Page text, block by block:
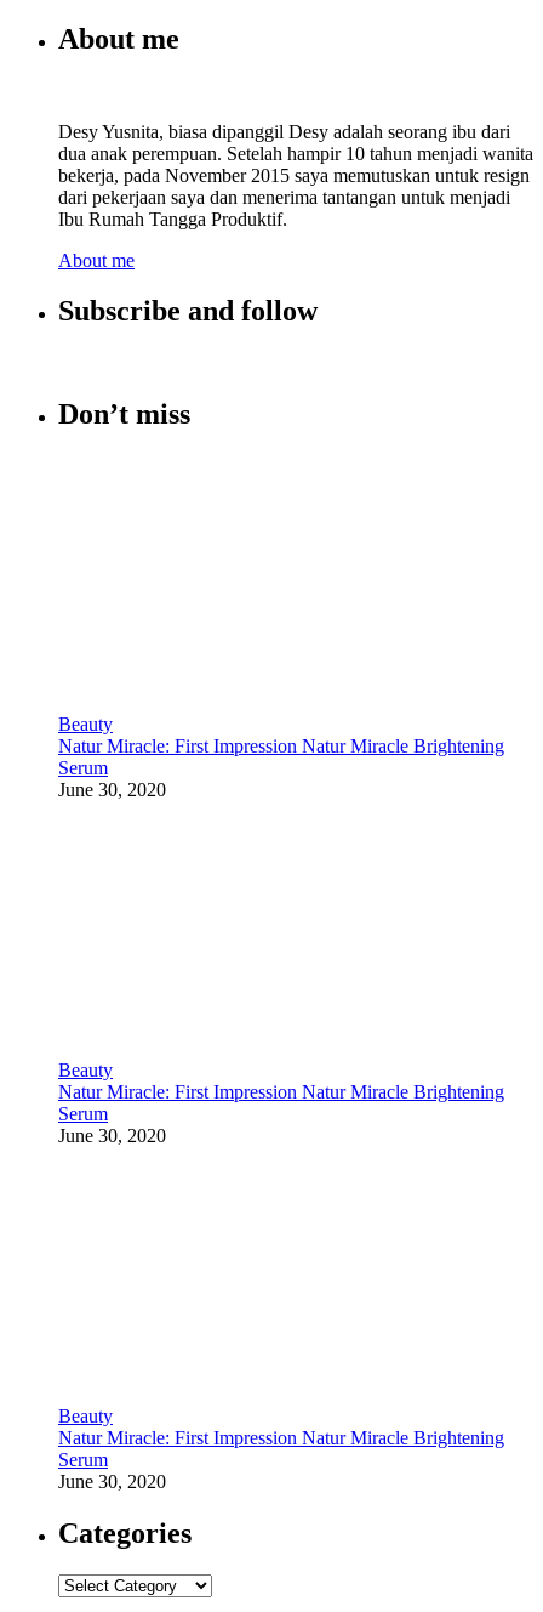
About me
Desy Yusnita, biasa dipanggil Desy adalah seorang ibu dari
dua anak perempuan. Setelah hampir 10 tahun menjadi wanita
bekerja, pada November 2015 saya memutuskan untuk resign
dari pekerjaan saya dan menerima tantangan untuk menjadi
Ibu Rumah Tangga Produktif.
About me
Subscribe and follow
Don’t miss
Beauty
Natur Miracle: First Impression Natur Miracle Brightening
Serum
June 30, 2020
Beauty
Natur Miracle: First Impression Natur Miracle Brightening
Serum
June 30, 2020
Beauty
Natur Miracle: First Impression Natur Miracle Brightening
Serum
June 30, 2020
Categories
Categories